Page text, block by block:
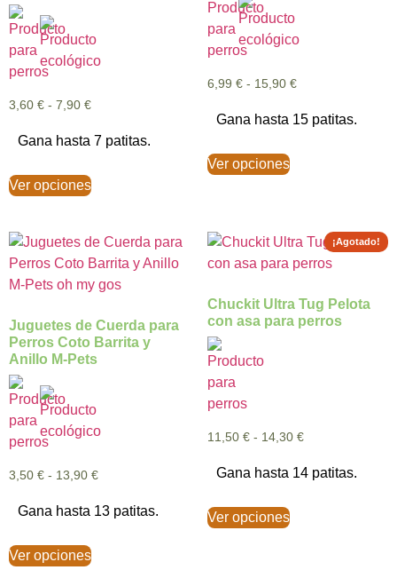
3,60 € - 7,90 €
Gana hasta 7 patitas.
Ver opciones
6,99 € - 15,90 €
Gana hasta 15 patitas.
Ver opciones
Juguetes de Cuerda para
Perros Coto Barrita y
Anillo M-Pets
3,50 € - 13,90 €
Gana hasta 13 patitas.
Ver opciones
Chuckit Ultra Tug Pelota
con asa para perros
11,50 € - 14,30 €
Gana hasta 14 patitas.
Ver opciones
¡Agotado!